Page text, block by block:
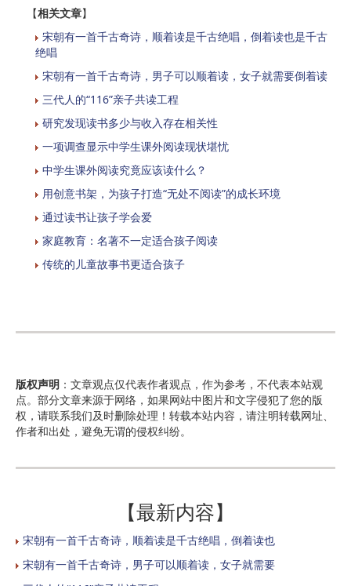
【相关文章】
宋朝有一首千古奇诗，顺着读是千古绝唱，倒着读也是千古
绝唱
宋朝有一首千古奇诗，男子可以顺着读，女子就需要倒着读
三代人的“116”亲子共读工程
研究发现读书多少与收入存在相关性
一项调查显示中学生课外阅读现状堪忧
中学生课外阅读究竟应该读什么？
用创意书架，为孩子打造“无处不阅读”的成长环境
通过读书让孩子学会爱
家庭教育：名著不一定适合孩子阅读
传统的儿童故事书更适合孩子
版权声明 ：文章观点仅代表作者观点，作为参考，不代表本站观
点。部分文章来源于网络，如果网站中图片和文字侵犯了您的版
权，请联系我们及时删除处理！转载本站内容，请注明转载网址、
作者和出处，避免无谓的侵权纠纷。
【最新内容】
宋朝有一首千古奇诗，顺着读是千古绝唱，倒着读也
宋朝有一首千古奇诗，男子可以顺着读，女子就需要